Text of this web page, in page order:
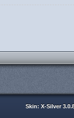
Skin: X-Silver